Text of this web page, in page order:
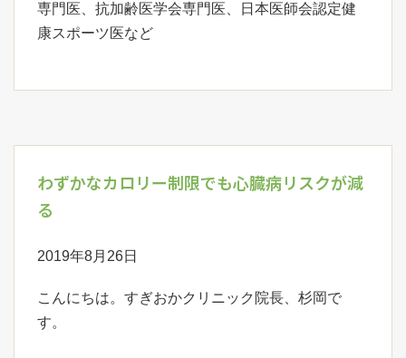
専門医、抗加齢医学会専門医、日本医師会認定健
康スポーツ医など
わずかなカロリー制限でも心臓病リスクが減
る
2019年8月26日
こんにちは。すぎおかクリニック院長、杉岡で
す。